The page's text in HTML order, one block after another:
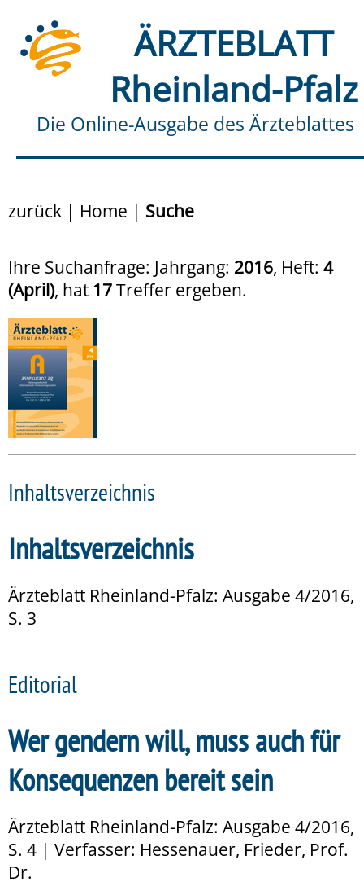
ÄRZTEBLATT
Rheinland-Pfalz
Die Online-Ausgabe des Ärzteblattes
zurück | Home | Suche
Ihre Suchanfrage: Jahrgang: 2016, Heft: 4
(April), hat 17Treffer ergeben.
Inhaltsverzeichnis
Inhaltsverzeichnis
Ärzteblatt Rheinland-Pfalz: Ausgabe 4/2016,
S. 3
Editorial
Wer gendern will, muss auch für
Konsequenzen bereit sein
Ärzteblatt Rheinland-Pfalz: Ausgabe 4/2016,
S. 4 | Verfasser: Hessenauer, Frieder, Prof.
Dr.